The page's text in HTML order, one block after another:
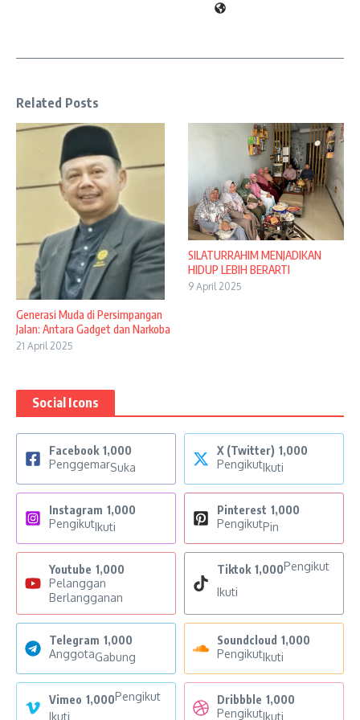
Related Posts
Generasi Muda di Persimpangan
Jalan: Antara Gadget dan Narkoba
21 April 2025
SILATURRAHIM MENJADIKAN
HIDUP LEBIH BERARTI
9 April 2025
Social Icons
Facebook 1,000
PenggemarSuka
X (Twitter) 1,000
PengikutIkuti
Instagram 1,000
PengikutIkuti
Pinterest 1,000
PengikutPin
Youtube 1,000
Pelanggan
Berlangganan
Tiktok 1,000Pengikut
Ikuti
Telegram 1,000
AnggotaGabung
Soundcloud 1,000
PengikutIkuti
Vimeo 1,000Pengikut
Ikuti
Dribbble 1,000
PengikutIkuti